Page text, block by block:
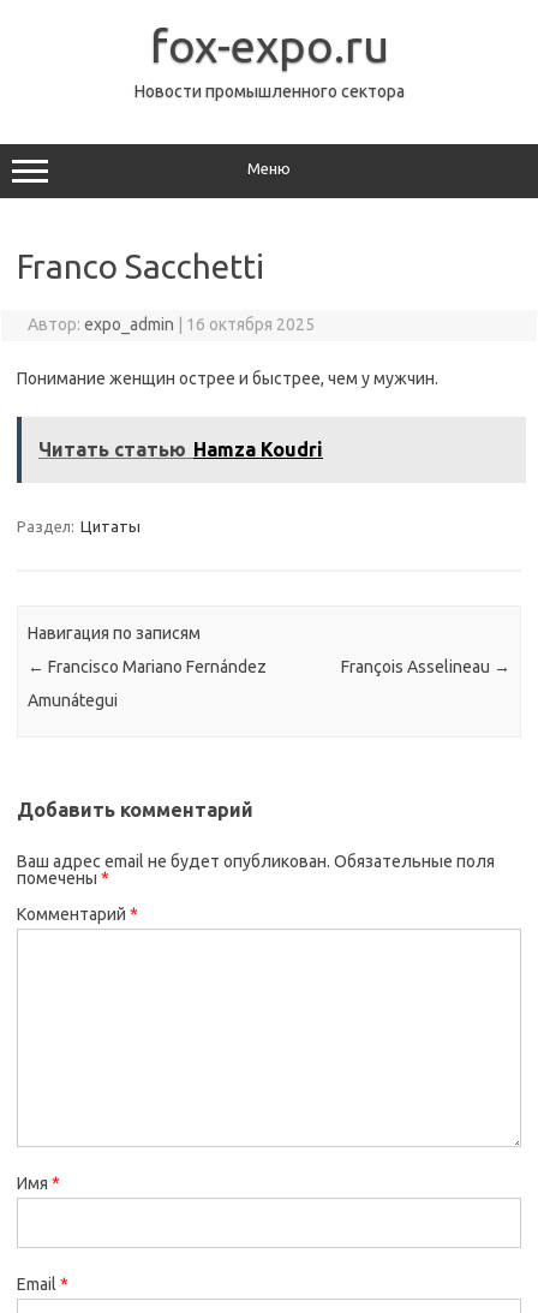
fox-expo.ru
Новости промышленного сектора
Меню
Franco Sacchetti
Автор: expo_admin 16 октября 2025
Понимание женщин острее и быстрее, чем у мужчин.
Читать статью Hamza Koudri
Раздел: Цитаты
Навигация по записям
← Francisco Mariano Fernández
Amunátegui
François Asselineau →
Добавить комментарий
Ваш адрес email не будет опубликован. Обязательные поля
помечены *
Комментарий *
Имя *
Email *